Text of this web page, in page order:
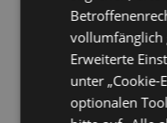
04.2019
Ready
Ready
03.2019
Ready
vollumfänglich
Erweiterte
unter „Cookie-
optionalen